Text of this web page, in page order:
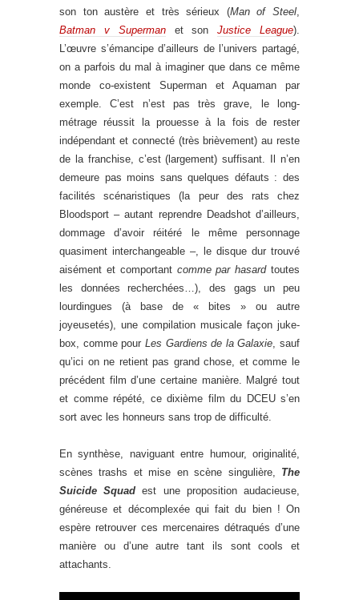
son ton austère et très sérieux (Man of Steel
Batman v Supermanet sonJustice League).
L’œuvre s’émancipe d’ailleurs de l’univers partagé,
on a parfois du mal à imaginer que dans ce même
monde co-existent Superman et Aquaman par
exemple. C’est n’est pas très grave, le long-
métrage réussit la prouesse à la fois de rester
indépendant et connecté (très brièvement) au reste
de la franchise, c’est (largement) suffisant. Il n’en
demeure pas moins sans quelques défauts : des
facilités scénaristiques (la peur des rats chez
Bloodsport – autant reprendre Deadshot d’ailleurs,
dommage d’avoir réitéré le même personnage
quasiment interchangeable –, le disque dur trouvé
aisément et comportant comme par hasardtoutes
les données recherchées…), des gags un peu
lourdingues (à base de « bites » ou autre
joyeusetés), une compilation musicale façon juke-
box, comme pour Les Gardiens de la Galaxie , sauf
qu’ici on ne retient pas grand chose, et comme le
précédent film d’une certaine manière. Malgré tout
et comme répété, ce dixième film du DCEU s’en
sort avec les honneurs sans trop de difficulté.
En synthèse, naviguant entre humour, originalité,
scènes trashs et mise en scène singulière, The
Suicide Squad est une proposition audacieuse,
généreuse et décomplexée qui fait du bien ! On
espère retrouver ces mercenaires détraqués d’une
manière ou d’une autre tant ils sont cools et
attachants.